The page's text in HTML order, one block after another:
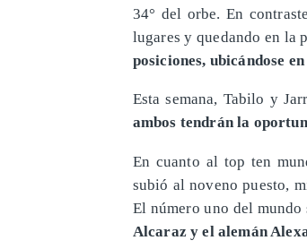
34° del orbe. En
lugares y quedando en la
posiciones, ubicándose
Esta semana, Tabilo y
ambos tendrán la
En cuanto al top ten
subió al noveno puesto,
El número uno del
Alcaraz y el alemán